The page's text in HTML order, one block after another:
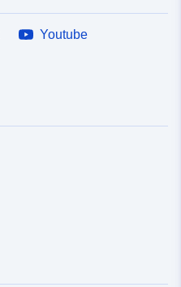
Youtube